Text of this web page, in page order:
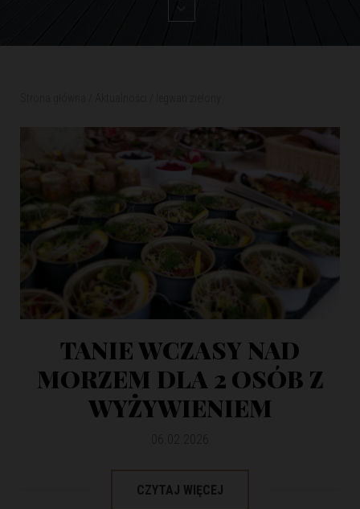
TANIE WCZASY NAD
MORZEM DLA 2 OSÓB Z
WYŻYWIENIEM
CZYTAJ WIĘCEJ